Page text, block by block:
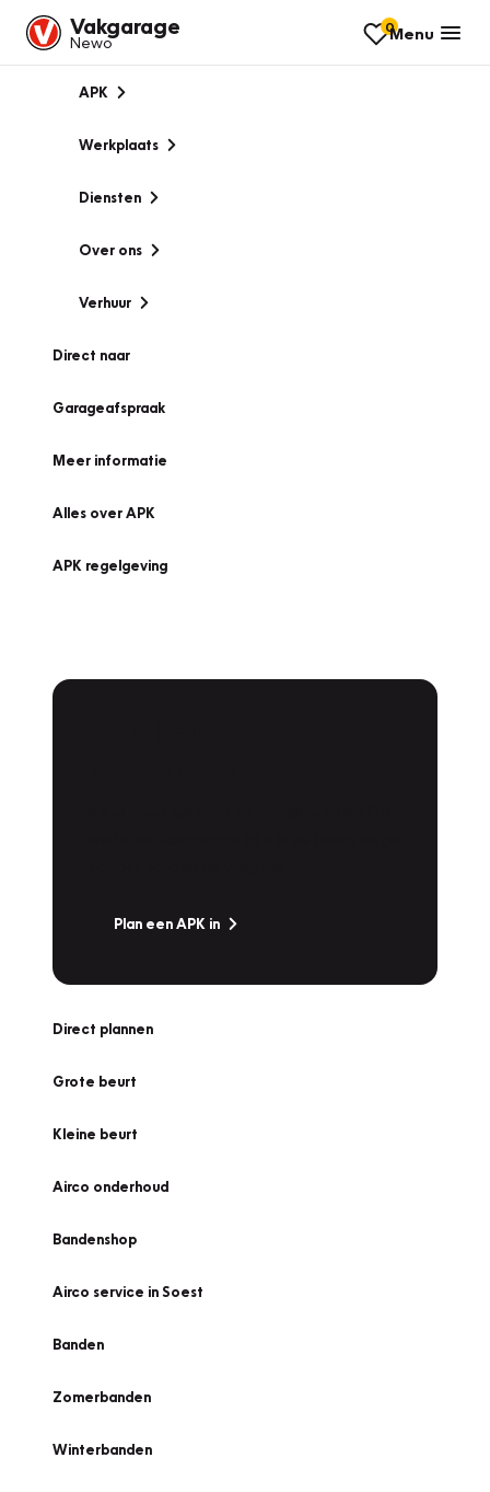
Vakgarage
Newo
0Menu
APK
Werkplaats
Diensten
Over ons
Verhuur
Direct naar
Garageafspraak
Meer informatie
Alles over APK
APK regelgeving
Plan een APK in
Direct plannen
Grote beurt
Kleine beurt
Airco onderhoud
Bandenshop
Airco service in Soest
Banden
Zomerbanden
Winterbanden